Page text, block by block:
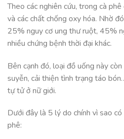
Theo các nghiên cứu, trong cà
và các chất chống oxy hóa. Nhờ
25% nguy cơ ung thư ruột, 45%
nhiều chứng bệnh thời đại khác.
Bên cạnh đó, loại đồ uống này
suyễn, cải thiện tình trạng táo
tự tử ở nữ giới.
Dưới đây là 5 lý do chính vì sao
phê: